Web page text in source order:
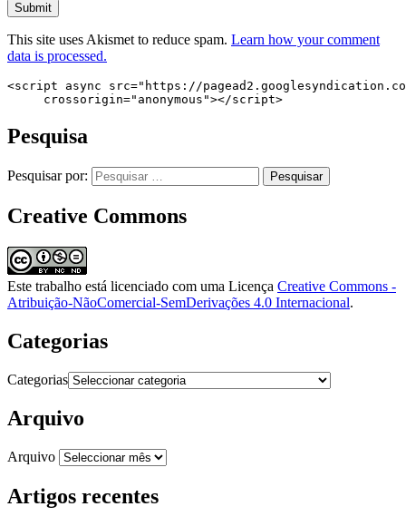
This site uses Akismet to reduce spam. Learn how your comment
data is processed.
<script async src="https://
     crossorigin="anonymous"></script>
Pesquisa
Pesquisar por:
Creative Commons
Este trabalho está licenciado com uma Licença Creative Commons -
Atribuição-NãoComercial-SemDerivações 4.0 Internacional.
Categorias
Categorias
Arquivo
Arquivo
Artigos recentes